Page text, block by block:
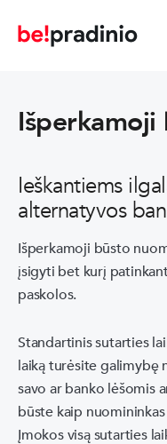
Išperkamoji
Ieškantiems
alternatyvos
Išperkamoji būsto
įsigyti bet kurį
paskolos.
Standartinis sutarties
laiką turėsite galimybę
savo ar banko lėšomis
būste kaip
Įmokos visą sutarties